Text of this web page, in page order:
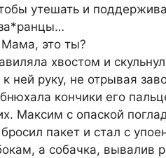
утешать и
это ты?
хвостом и
к ней руку, не отрывая
кончики его
Максим с опаской
пакет и стал с
а собачка, вывалив